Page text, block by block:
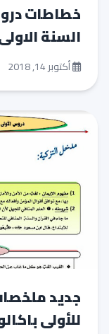
خطاطات
السنة
أكتوبر 14, 2018
جديد
للأولى